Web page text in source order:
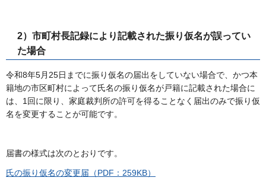
2） 市町村長記録により記載された振り仮名が誤ってい
た場合
令和8年5月25日までに振り仮名の届出をしていない場合で、かつ本
籍地の市区町村によって氏名の振り仮名が戸籍に記載された場合に
は、1回に限り、家庭裁判所の許可を得ることなく届出のみで振り仮
名を変更することが可能です。
届書の様式は次のとおりです。
氏の振り仮名の変更届（PDF：259KB）